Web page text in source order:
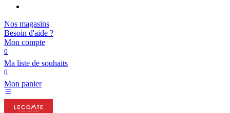
Nos magasins
Besoin d'aide ?
Mon compte
0
Ma liste de souhaits
0
Mon panier